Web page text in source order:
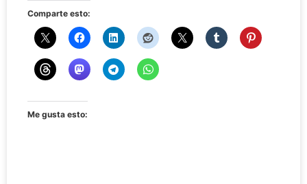
Comparte esto:
Me gusta esto: